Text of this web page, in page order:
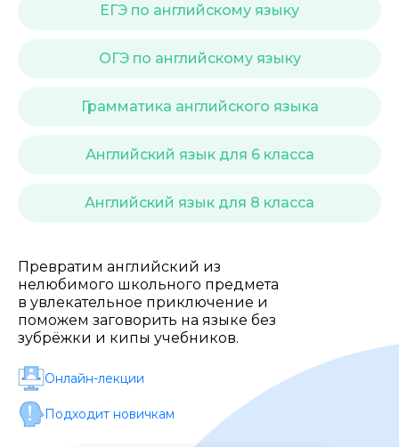
ЕГЭ по английскому языку
ОГЭ по английскому языку
Грамматика английского языка
Английский язык для 6 класса
Английский язык для 8 класса
Превратим английский из
нелюбимого школьного предмета
в увлекательное приключение и
поможем заговорить на языке без
зубрёжки и кипы учебников.
Онлайн-лекции
Подходит новичкам
Подача материала *